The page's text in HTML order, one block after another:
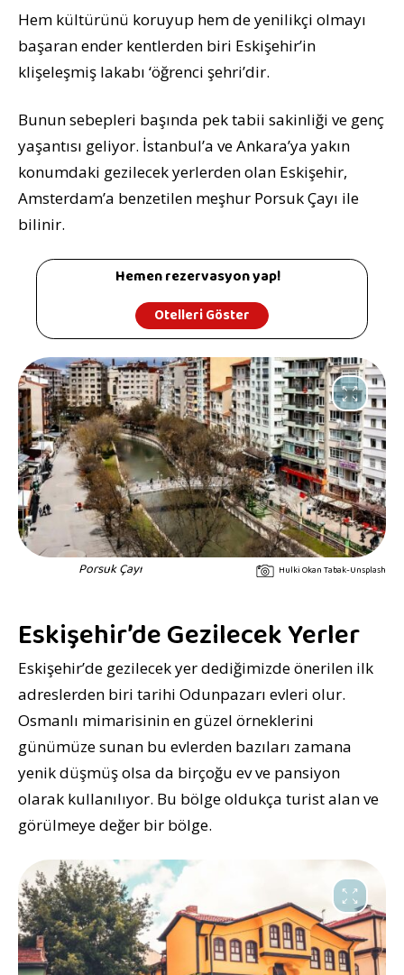
Hem kültürünü koruyup hem de yenilikçi olmayı
başaran ender kentlerden biri Eskişehir’in
klişeleşmiş lakabı ‘öğrenci şehri’dir.
Bunun sebepleri başında pek tabii sakinliği ve genç
yaşantısı geliyor. İstanbul’a ve Ankara’ya yakın
konumdaki gezilecek yerlerden olan Eskişehir,
Amsterdam’a benzetilen meşhur Porsuk Çayı ile
bilinir.
Hemen rezervasyon yap!
Otelleri Göster
Porsuk Çayı Hulki Okan Tabak-Unsplash
Eskişehir’de Gezilecek Yerler
Eskişehir’de gezilecek yer dediğimizde önerilen ilk
adreslerden biri tarihi Odunpazarı evleri olur.
Osmanlı mimarisinin en güzel örneklerini
günümüze sunan bu evlerden bazıları zamana
yenik düşmüş olsa da birçoğu ev ve pansiyon
olarak kullanılıyor. Bu bölge oldukça turist alan ve
görülmeye değer bir bölge.